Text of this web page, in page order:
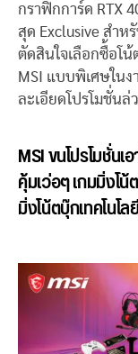
กราฟิกการ์ด RTX
สุด Exclusive สำห
ตัดสินใจเลือกซื้อโน้
MSI แบบพิเศษใน
ละเอียดโปรโมชั่นล่
MSI ขนโปรโมชั่น
คุ้มเว่อๆ เกมมิ่งโ
มิ่งโน้ตบุ๊กเทคโนโ